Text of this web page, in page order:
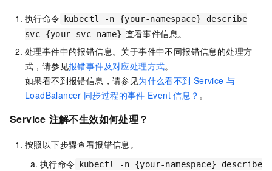
执行命令
kubectl -n {your-namespace} describe
svc {your-svc-name} 查看事件信息。
处理事件中的报错信息。关于事件中不同报错信息的处理方
式，请参见报错事件及对应处理方式。
如果看不到报错信息，请参见为什么看不到 Service 与
LoadBalancer 同步过程的事件 Event 信息？ 。
Service 注解不生效如何处理？
按照以下步骤查看报错信息。
执行命令
kubectl -n {your-namespace} describe